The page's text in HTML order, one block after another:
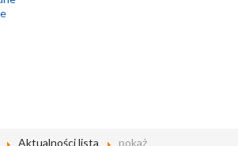
Aktualności lista pokaż